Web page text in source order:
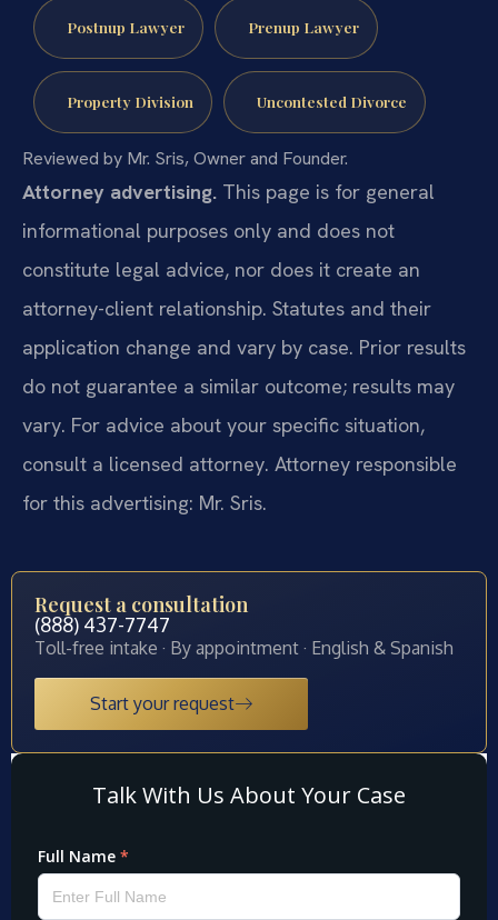
Postnup Lawyer Prenup Lawyer
Property Division Uncontested Divorce
Reviewed by Mr. Sris, Owner and Founder.
Attorney advertising. This page is for general
informational purposes only and does not
constitute legal advice, nor does it create an
attorney-client relationship. Statutes and their
application change and vary by case. Prior results
do not guarantee a similar outcome; results may
vary. For advice about your specific situation,
consult a licensed attorney. Attorney responsible
for this advertising: Mr. Sris.
Request a consultation
(888) 437-7747
Toll-free intake · By appointment · English & Spanish
Start your request